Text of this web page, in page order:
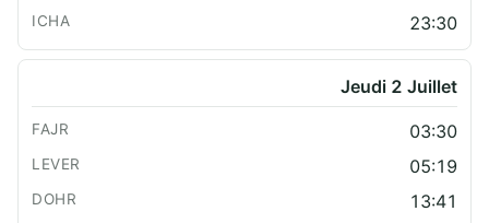
23:30
Jeudi 2 Juillet
03:30
05:19
13:41